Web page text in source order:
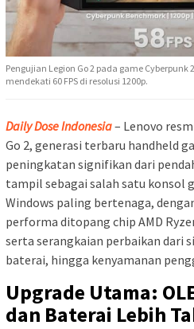
Pengujian Legion Go 2 pada game
mendekati 60 FPS di resolusi 1200p.
Daily Dose Indonesia– Lenovo
Go 2, generasi terbaru handheld
peningkatan signifikan dari
tampil sebagai salah satu konsol
Windows paling bertenaga,
performa ditopang chip AMD
serta serangkaian perbaikan dari
baterai, hingga kenyamanan
Upgrade Utama:
dan Baterai Lebih